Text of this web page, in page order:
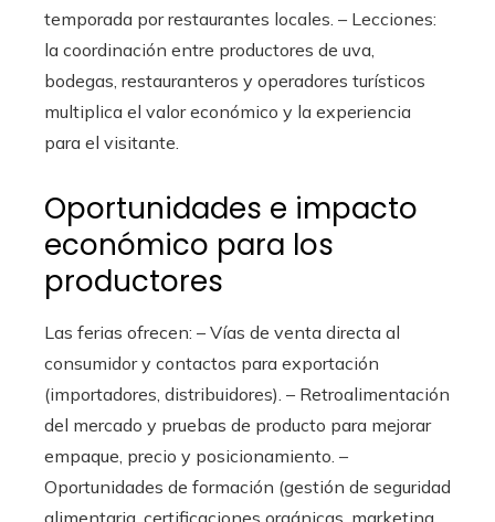
temporada por restaurantes locales. – Lecciones:
la coordinación entre productores de uva,
bodegas, restauranteros y operadores turísticos
multiplica el valor económico y la experiencia
para el visitante.
Oportunidades e impacto
económico para los
productores
Las ferias ofrecen: – Vías de venta directa al
consumidor y contactos para exportación
(importadores, distribuidores). – Retroalimentación
del mercado y pruebas de producto para mejorar
empaque, precio y posicionamiento. –
Oportunidades de formación (gestión de seguridad
alimentaria, certificaciones orgánicas, marketing